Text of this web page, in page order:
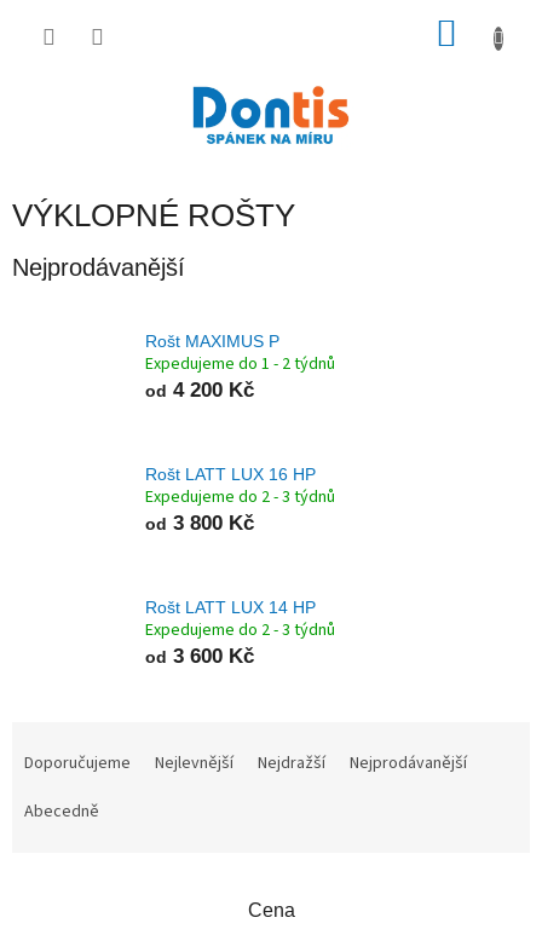
VÝKLOPNÉ ROŠTY
Nejprodávanější
Rošt MAXIMUS P
Expedujeme do 1 - 2 týdnů
od 4 200 Kč
Rošt LATT LUX 16 HP
Expedujeme do 2 - 3 týdnů
od 3 800 Kč
Rošt LATT LUX 14 HP
Expedujeme do 2 - 3 týdnů
od 3 600 Kč
Doporučujeme Nejlevnější Nejdražší
Nejprodávanější
Abecedně
Cena